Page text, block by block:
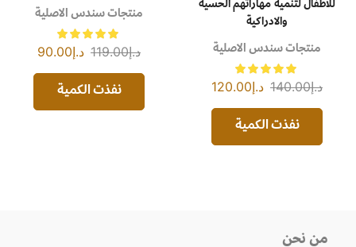
للأطفال لتنمية مهاراتهم الحسية
والادراكية
منتجات سندس الاصلية
د.إ140.00 د.إ120.00
نفذت الكمية
منتجات سندس الاصلية
د.إ119.00 د.إ90.00
نفذت الكمية
من نحن